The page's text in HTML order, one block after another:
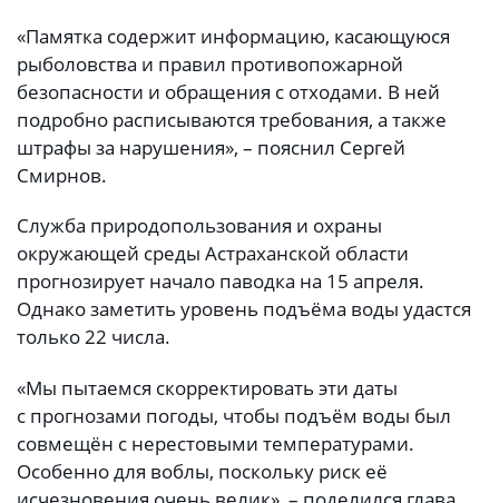
«Памятка содержит информацию, касающуюся
рыболовства и правил противопожарной
безопасности и обращения с отходами. В ней
подробно расписываются требования, а также
штрафы за нарушения», – пояснил Сергей
Смирнов.
Служба природопользования и охраны
окружающей среды Астраханской области
прогнозирует начало паводка на 15 апреля.
Однако заметить уровень подъёма воды удастся
только 22 числа.
«Мы пытаемся скорректировать эти даты
с прогнозами погоды, чтобы подъём воды был
совмещён с нерестовыми температурами.
Особенно для воблы, поскольку риск её